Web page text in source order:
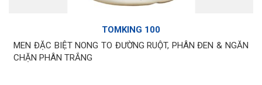
TOMKING 100
MEN ĐẶC BIỆT NONG TO ĐƯỜNG RUỘT, PHÂN ĐEN & NGĂN
CHẶN PHÂN TRẮNG